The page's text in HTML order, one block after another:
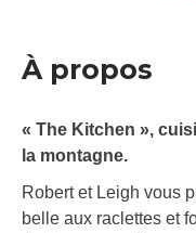
À propos
« The Kitchen »,
la montagne.
Robert et Leigh vous
belle aux raclettes et